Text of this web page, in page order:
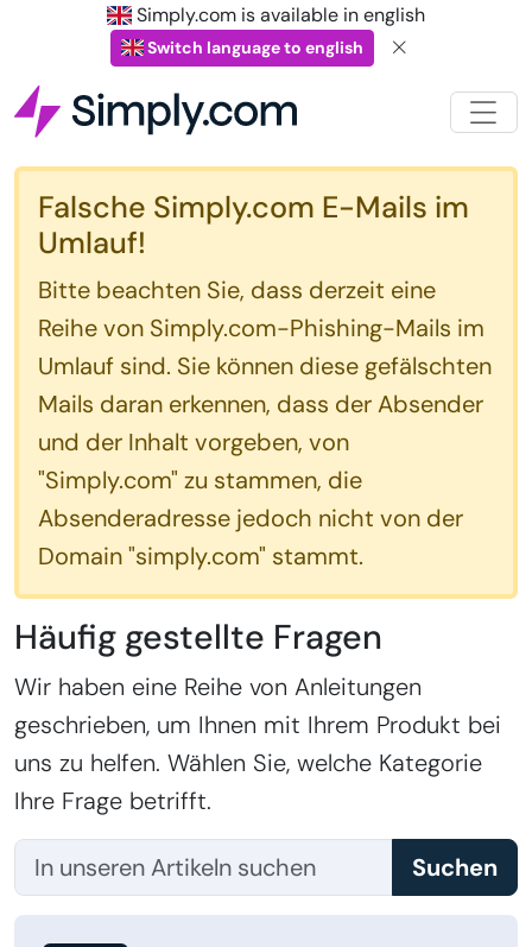
Simply.com is available in english
Switch language to english
Falsche Simply.com E-Mails im
Umlauf!
Bitte beachten Sie, dass derzeit eine
Reihe von Simply.com-Phishing-Mails im
Umlauf sind. Sie können diese gefälschten
Mails daran erkennen, dass der Absender
und der Inhalt vorgeben, von
"Simply.com" zu stammen, die
Absenderadresse jedoch nicht von der
Domain "simply.com" stammt.
Häufig gestellte Fragen
Wir haben eine Reihe von Anleitungen
geschrieben, um Ihnen mit Ihrem Produkt bei
uns zu helfen. Wählen Sie, welche Kategorie
Ihre Frage betrifft.
Suchen